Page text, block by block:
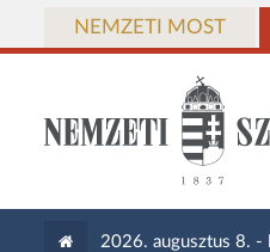
NEMZETI MOST
2026. augusztus 8. -